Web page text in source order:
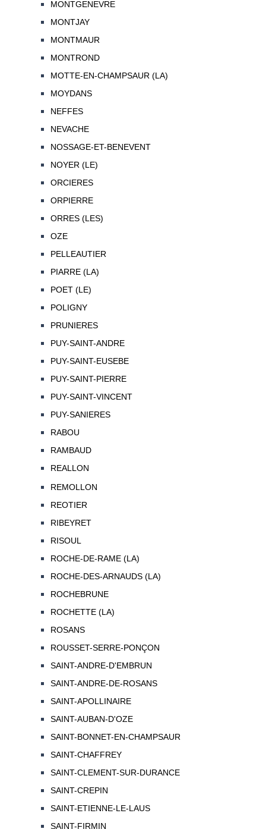
MONTGENEVRE
MONTJAY
MONTMAUR
MONTROND
MOTTE-EN-CHAMPSAUR (LA)
MOYDANS
NEFFES
NEVACHE
NOSSAGE-ET-BENEVENT
NOYER (LE)
ORCIERES
ORPIERRE
ORRES (LES)
OZE
PELLEAUTIER
PIARRE (LA)
POET (LE)
POLIGNY
PRUNIERES
PUY-SAINT-ANDRE
PUY-SAINT-EUSEBE
PUY-SAINT-PIERRE
PUY-SAINT-VINCENT
PUY-SANIERES
RABOU
RAMBAUD
REALLON
REMOLLON
REOTIER
RIBEYRET
RISOUL
ROCHE-DE-RAME (LA)
ROCHE-DES-ARNAUDS (LA)
ROCHEBRUNE
ROCHETTE (LA)
ROSANS
ROUSSET-SERRE-PONÇON
SAINT-ANDRE-D'EMBRUN
SAINT-ANDRE-DE-ROSANS
SAINT-APOLLINAIRE
SAINT-AUBAN-D'OZE
SAINT-BONNET-EN-CHAMPSAUR
SAINT-CHAFFREY
SAINT-CLEMENT-SUR-DURANCE
SAINT-CREPIN
SAINT-ETIENNE-LE-LAUS
SAINT-FIRMIN